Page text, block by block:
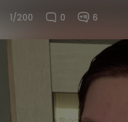
1/200 0 6